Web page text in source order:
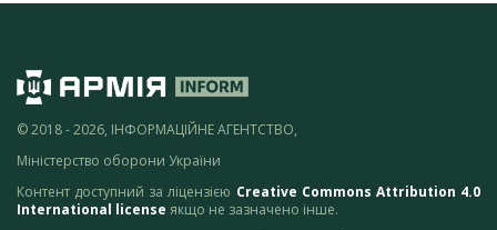
© 2018 - 2026, ІНФОРМАЦІЙНЕ АГЕНТСТВО,
Міністерство оборони України
Контент доступний за ліцензією Creative Commons Attribution 4.0
International license якщо не зазначено інше.